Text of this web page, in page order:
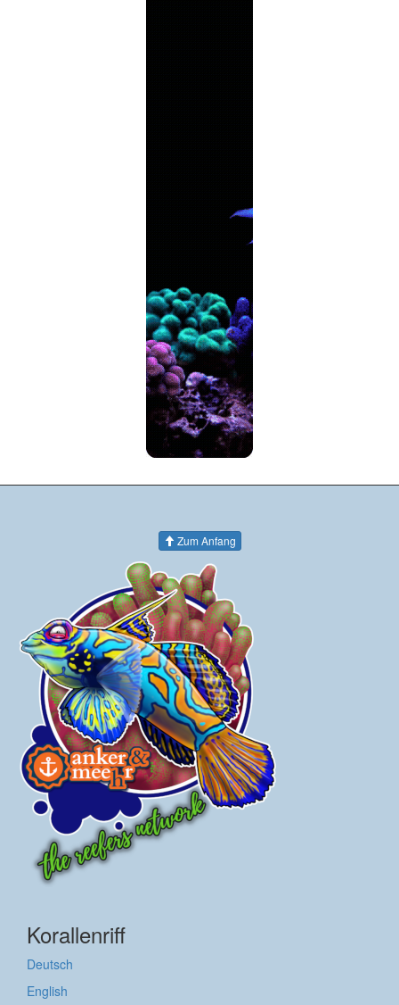
Zum Anfang
Korallenriff
Deutsch
English